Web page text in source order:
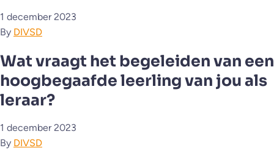
1 december 2023
By DIVSD
Wat vraagt het begeleiden van een
hoogbegaafde leerling van jou als
leraar?
1 december 2023
By DIVSD